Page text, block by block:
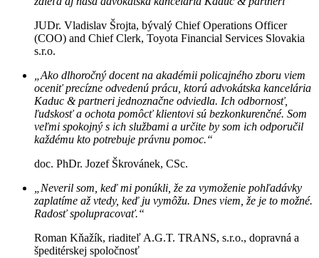
JUDr. Vladislav Šrojta, bývalý Chief Operations Officer
(COO) and Chief Clerk, Toyota Financial Services Slovakia
s.r.o.
„Ako dlhoročný docent na akadémii policajného zboru viem
oceniť precízne odvedenú prácu, ktorú advokátska kancelária
Kaduc & partneri jednoznačne odviedla. Ich odbornosť,
ľudskosť a ochota pomôcť klientovi sú bezkonkurenčné. Som
veľmi spokojný s ich službami a určite by som ich odporučil
každému kto potrebuje právnu pomoc.“
doc. PhDr. Jozef Škrovánek, CSc.
„Neveril som, keď mi ponúkli, že za vymoženie pohľadávky
zaplatíme až vtedy, keď ju vymôžu. Dnes viem, že je to možné.
Radosť spolupracovať.“
Roman Kňažík, riaditeľ A.G.T. TRANS, s.r.o., dopravná a
špeditérskej spoločnosť